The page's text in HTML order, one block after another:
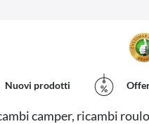
Nuovi prodotti
camper, ricambi